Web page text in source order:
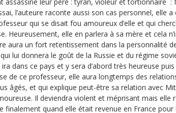
l’auteure raconte aussi son cas personnel, elle
qui se disait fou amoureux d’elle et qui
Heureusement, elle en parlera à sa mère et cela
aura un fort retentissement dans la personnalité
lui donnera le goût de la Russie et du régime
ira dans ce pays et y sera d’abord très heureuse
de ce professeur, elle aura longtemps des
âgés, et qui explique peut-être sa relation avec
Il deviendra violent et méprisant mais elle
finalement quand elle était revenue en France pour